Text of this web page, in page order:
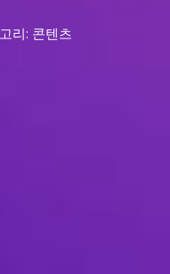
리: 콘텐츠